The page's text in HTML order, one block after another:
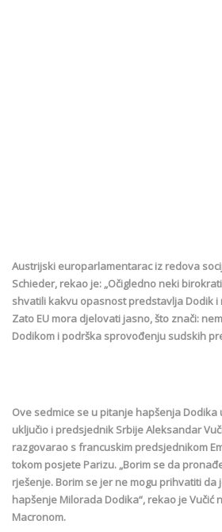
Austrijski europarlamentarac iz redova
Schieder, rekao je: „Očigledno neki
shvatili kakvu opasnost predstavlja Dodik
Zato EU mora djelovati jasno, što znači:
Dodikom i podrška sprovođenju sudskih
Ove sedmice se u pitanje hapšenja
uključio i predsjednik Srbije Aleksandar
razgovarao s francuskim predsjednikom
tokom posjete Parizu. „Borim se da
rješenje. Borim se jer ne mogu prihvatiti da
hapšenje Milorada Dodika“, rekao je Vučić
Macronom.